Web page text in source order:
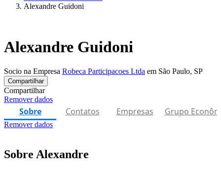
Alexandre Guidoni
Alexandre Guidoni
Socio na Empresa Robeca Participacoes Ltda em São Paulo, SP
Compartilhar
Compartilhar
Remover dados
Sobre Contatos Empresas Grupo
Remover dados
Sobre Alexandre